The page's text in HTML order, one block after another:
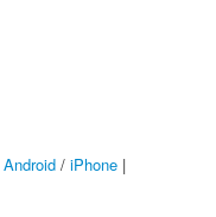
Android / iPhone |